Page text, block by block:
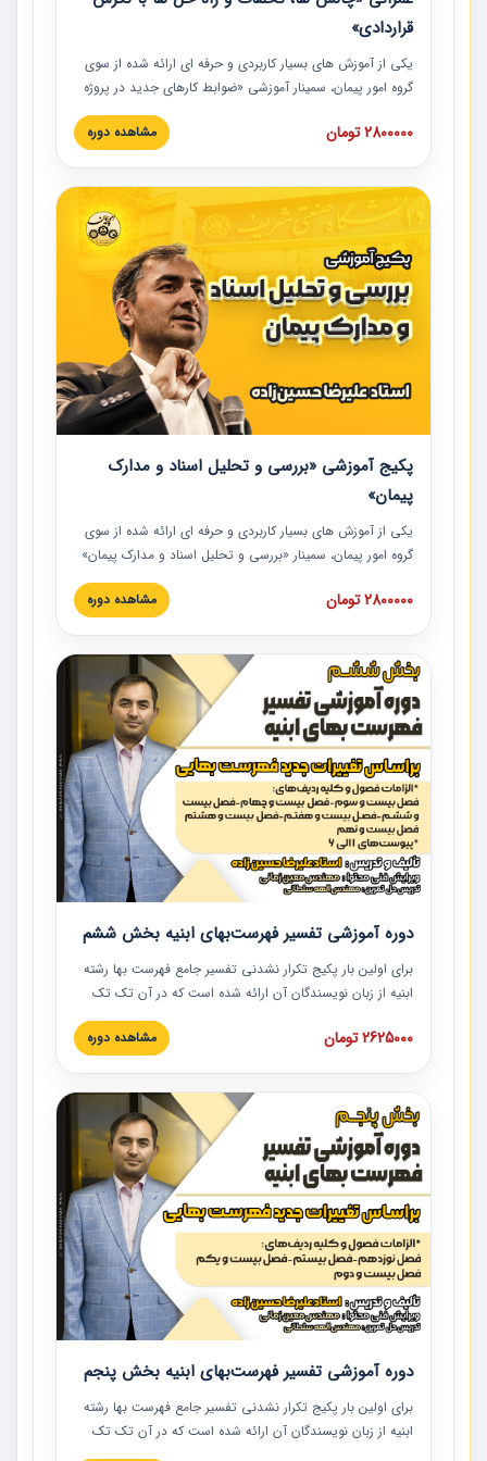
قراردادی»
یکی از آموزش‏‏‏‏‏‏ های بسیار کاربردی و حرفه‏ ای ارائه شده از سوی
گروه امور پیمان، سمینار آموزشی «ضوابط کارهای جدید در پروژه
های عمرانی» چالش ها، تخلفات و راه حل ها با نگرش قراردادی
است که در محل سندیکای شرکت های ساختمانی کشور ارائه شد.
مدارک پیمان به همراه تجربیات عملی ارائه شده است.
2800000 تومان مشاهده دوره
پکیج آموزشی «بررسی و تحلیل اسناد و مدارک
پیمان»
یکی از آموزش‏‏‏‏‏‏ های بسیار کاربردی و حرفه‏ ای ارائه شده از سوی
گروه امور پیمان، سمینار «بررسی و تحلیل اسناد و مدارک پیمان»
است که در دانشگاه صنعتی شریف ارائه شد. در این آموزش
نکات کلیدی مربوط به اسناد و مدارک پیمان، اولویت بندی اسناد
پیمان به همراه تجربیات عملی در این خصوص ارائه شده است.
2800000 تومان مشاهده دوره
دوره آموزشی تفسیر فهرست‌بهای ابنیه بخش ششم
برای اولین بار پکیج تکرار نشدنی تفسیر جامع فهرست بها رشته
ابنیه از زبان نویسندگان آن ارائه شده است که در آن تک تک
ردیف ها و مطالب فهرست بها تفسیر و ارائه شده است. این
دوره به صورت کامل تصویری بوده و به همراه تصاویر عملیات
دوره با کلام مهندس علیرضاحسین‌زاده مدیر پروژه مهندسی
مشاور در امر بازنگری فهرست بها رشته ابنیه ارائه شده و به تمام
همکارانی که در حوزه صنعت ساخت در حال فعالیت هستند حتما
توصیه می کنیم از مطالب این دوره استفاده نمایند.
2625000 تومان مشاهده دوره
دوره آموزشی تفسیر فهرست‌بهای ابنیه بخش پنجم
برای اولین بار پکیج تکرار نشدنی تفسیر جامع فهرست بها رشته
ابنیه از زبان نویسندگان آن ارائه شده است که در آن تک تک
ردیف ها و مطالب فهرست بها تفسیر و ارائه شده است. این